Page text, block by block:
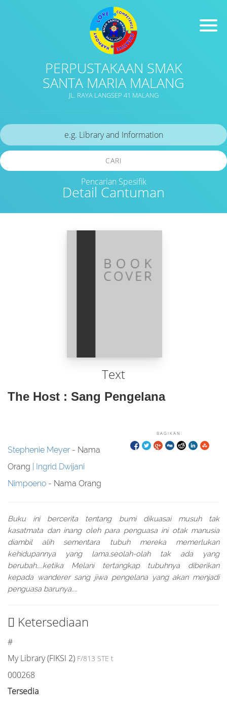
PERPUSTAKAAN SMAK
SANTA MARIA MALANG
JL. RAYA LANGSEP 41 MALANG
Detail Cantuman
CARI
Pencarian Spesifik
Text
The Host : Sang Pengelana
BAGIKAN:
Stephenie Meyer- Nama
Orang
Ingrid Dwijani
Nimpoeno - Nama Orang
Buku ini bercerita tentang bumi dikuasai musuh tak
kasatmata dan inang oleh para penguasa ini otak manusia
diambil alih sementara tubuh mereka memerlukan
kehidupannya yang lama,seolah-olah tak ada yang
berubah....ketika Melani tertangkap tubuhnya diberikan
kepada wanderer sang jiwa pengelana yang akan menjadi
penguasa barunya....
Ketersediaan
#
My Library (FIKSI 2) F/813 STE t
000268
Tersedia